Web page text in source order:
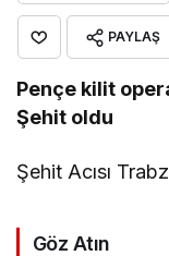
PAYLAŞ
Pençe kilit
Şehit oldu
Şehit Acısı
Göz Atın